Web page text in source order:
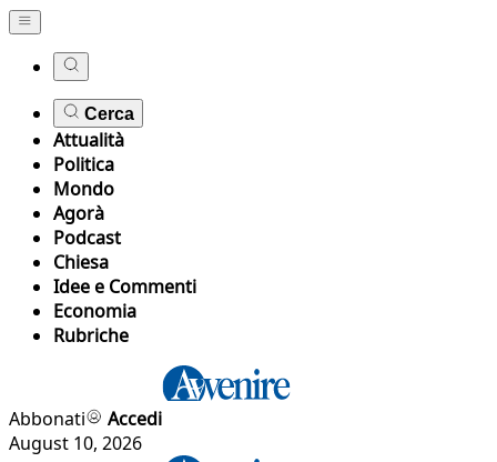
Cerca
Attualità
Politica
Mondo
Agorà
Podcast
Chiesa
Idee e Commenti
Economia
Rubriche
Abbonati
Accedi
August 10, 2026